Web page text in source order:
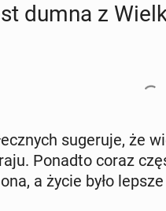
dumna z
su­ge­ru­je, że
Ponadto coraz
a życie było